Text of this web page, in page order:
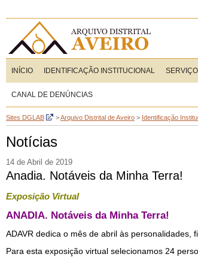
INÍCIO IDENTIFICAÇÃO INSTITUCIONAL
CANAL DE DENÚNCIAS
Sites DGLAB >Arquivo Distrital de Aveiro > Identificação
Notícias
14 de Abril de 2019
Anadia. Notáveis da Minha Terra!
Exposição Virtual
ANADIA. Notáveis da Minha Terra!
ADAVR dedica o mês de abril às personalidades,
Para esta exposição virtual selecionamos 24